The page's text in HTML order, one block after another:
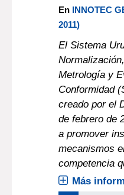
En INNOTEC
2011)
El Sistema
Metrología y
Conformidad
creado por el
de febrero de
a promover
mecanismos
competencia
Más